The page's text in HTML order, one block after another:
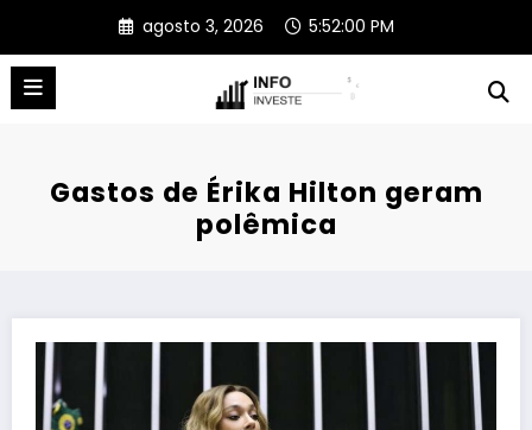
o
conteúdo
agosto 3, 2026 5:52:01 PM
Gastos de Érika Hilton geram
polêmica